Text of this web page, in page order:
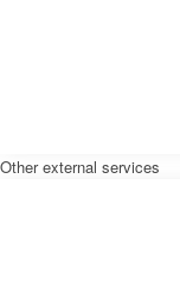
Other external services